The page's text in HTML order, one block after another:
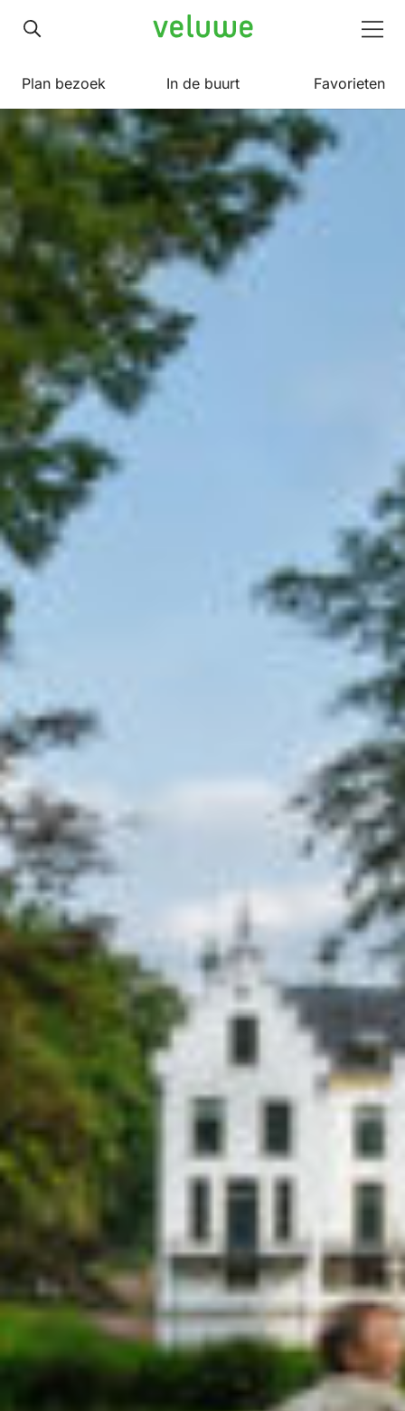
Veluwe
Plan bezoek In de buurt Favorieten